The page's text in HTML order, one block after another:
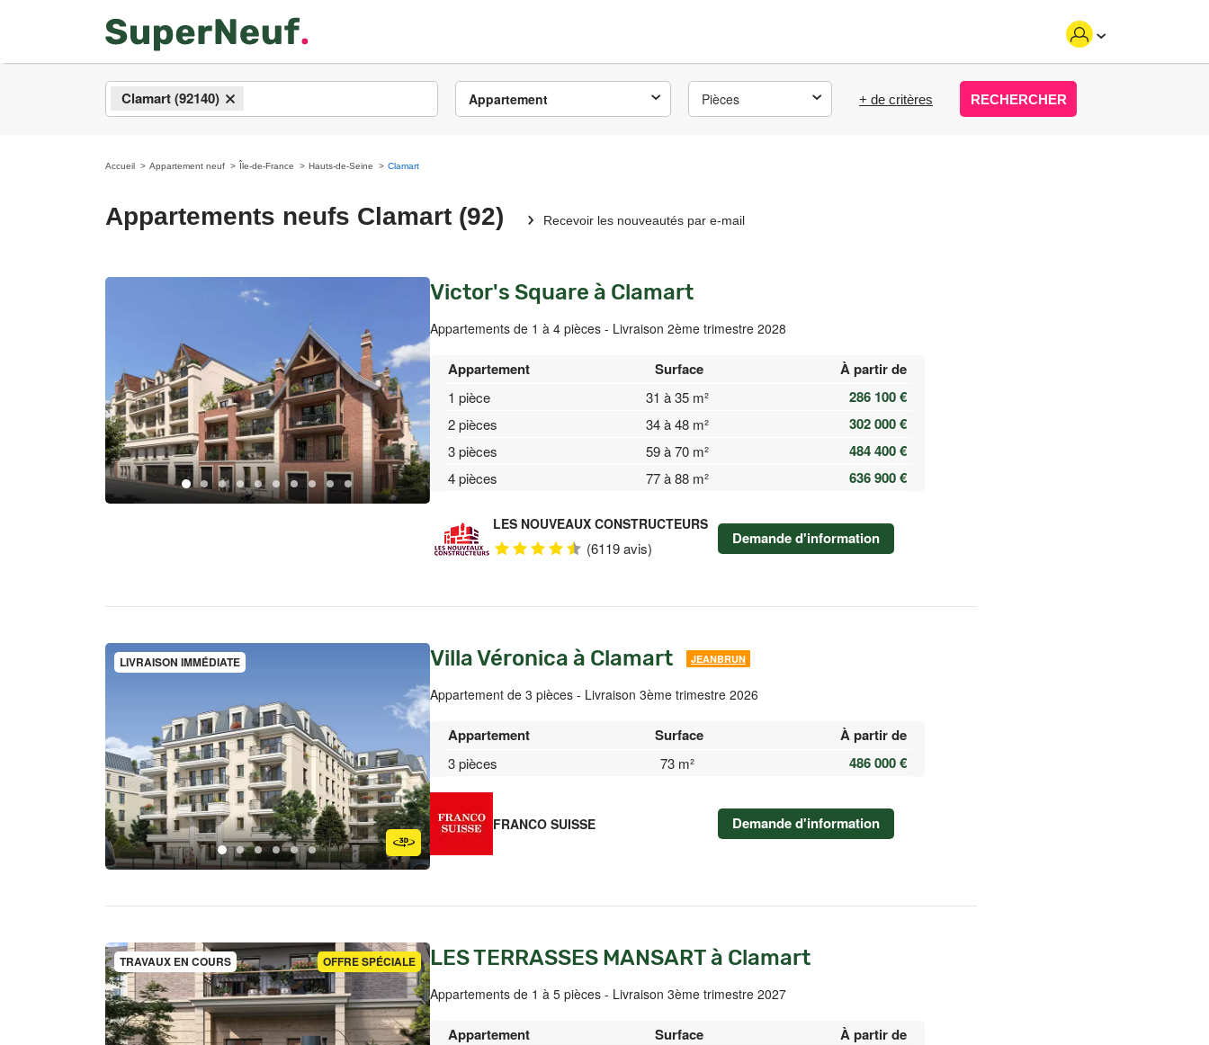
×
Clamart (92140) Appartement Pièces + de critères RECHERCHER
Accueil Appartement neuf Île-de-France Hauts-de-Seine Clamart
Appartements neufs Clamart (92) Recevoir les nouveautés par e-mail
Victor's Square à Clamart
Appartements de 1 à 4 pièces - Livraison 2ème trimestre 2028
Appartement Surface À partir de
1 pièce 31 à 35 m² 286 100 €
2 pièces 34 à 48 m² 302 000 €
3 pièces 59 à 70 m² 484 400 €
4 pièces 77 à 88 m² 636 900 €
LES NOUVEAUX CONSTRUCTEURS
(6119 avis) Demande d'information
LIVRAISON IMMÉDIATE Villa Véronica à Clamart JEANBRUN
Appartement de 3 pièces - Livraison 3ème trimestre 2026
Appartement Surface À partir de
3 pièces 73 m² 486 000 €
FRANCO SUISSE Demande d'information
OFFRE SPÉCIALE
TRAVAUX EN COURS LES TERRASSES MANSART à Clamart
Appartements de 1 à 5 pièces - Livraison 3ème trimestre 2027
Appartement Surface À partir de